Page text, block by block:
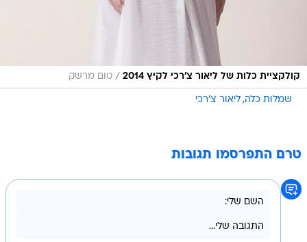
קולקציית כלות של ליאור צ'רכי לקיץ 2014 / טום מרשק
שמלות כלה ליאור צ'רכי
טרם התפרסמו תגובות